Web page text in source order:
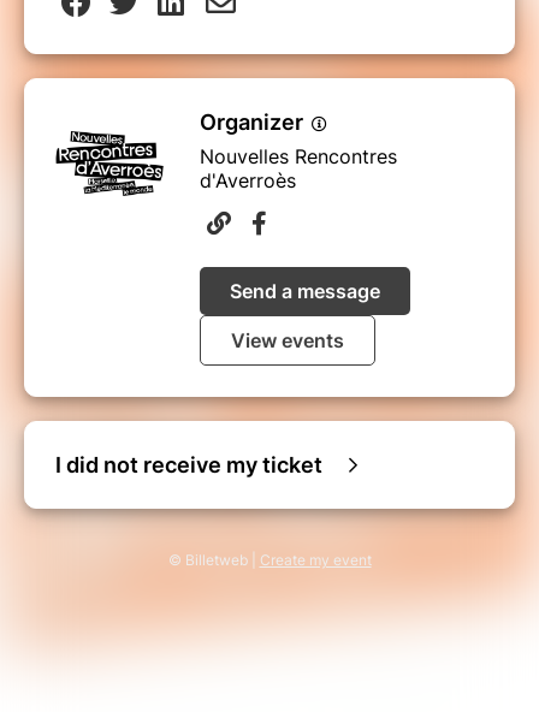
Organizer
Nouvelles Rencontres
d'Averroès
Send a message
View events
I did not receive my ticket
© Billetweb | Create my event